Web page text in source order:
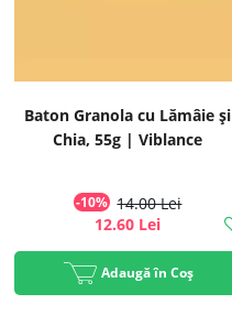
Baton Granola cu Lămâie și
Chia, 55g | Viblance
-10% 14.00 Lei
12.60 Lei
Adaugă în Coș